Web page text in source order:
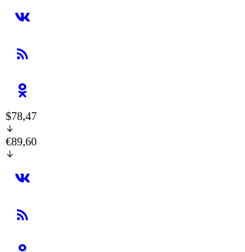
$78,47
€89,60